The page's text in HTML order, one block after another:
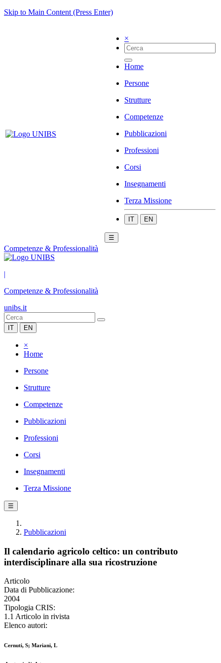
Skip to Main Content (Press Enter)
×
Home
Persone
Strutture
Competenze
Pubblicazioni
Professioni
Corsi
Insegnamenti
Terza Missione
IT EN
☰
Competenze & Professionalità
|
Competenze & Professionalità
unibs.it
IT EN
×
Home
Persone
Strutture
Competenze
Pubblicazioni
Professioni
Corsi
Insegnamenti
Terza Missione
☰
Pubblicazioni
Il calendario agricolo celtico: un contributo
interdisciplinare alla sua ricostruzione
Articolo
Data di Pubblicazione:
2004
Tipologia CRIS:
1.1 Articolo in rivista
Elenco autori:
Cernuti, S; Mariani, L